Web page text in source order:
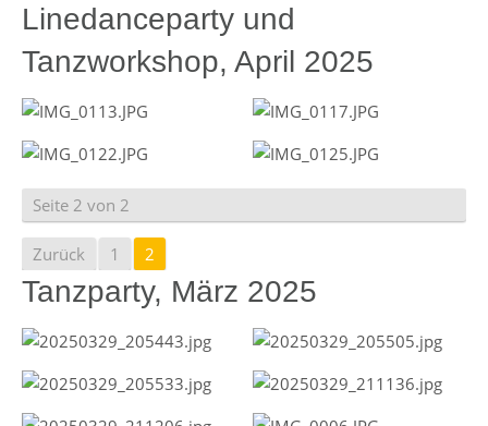
Linedanceparty und
Tanzworkshop, April 2025
Seite 2 von 2
Zurück 1 2
Tanzparty, März 2025